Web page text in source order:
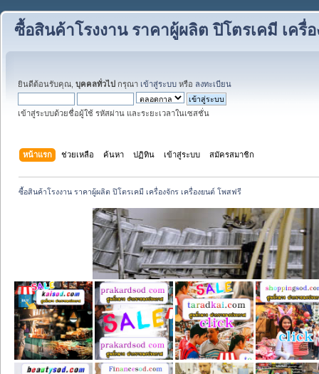
ซื้อสินค้าโรงงาน ราคาผู้ผลิต ปิโตรเคมี เครื่
ยินดีต้อนรับคุณ, บุคคลทั่วไป กรุณา เข้าสู่ระบบ หรือ ลงทะเบียน
เข้าสู่ระบบด้วยชื่อผู้ใช้ รหัสผ่าน และระยะเวลาในเซสชั่น
หน้าแรก ช่วยเหลือ ค้นหา ปฏิทิน เข้าสู่ระบบ สมัครสมาชิก
ซื้อสินค้าโรงงาน ราคาผู้ผลิต ปิโตรเคมี เครื่องจักร เครื่องยนต์ โพสฟรี